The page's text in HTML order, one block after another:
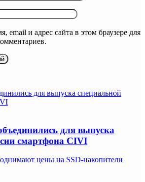
email и адрес сайта в этом браузере для
для выпуска специальной
для выпуска
смартфона CIVI
цены на SSD-накопители